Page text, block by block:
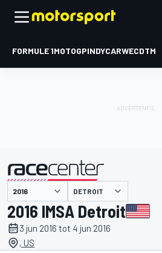
FORMULE 1MOTOGPINDYCARWECDTM
gepresenteerd door DETROIT
2016 IMSA Detroit
3 jun 2016 tot 4 jun 2016
, US